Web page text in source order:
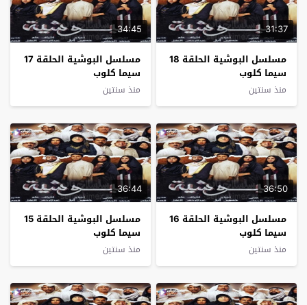
31:37
مسلسل البوشية الحلقة 18
سيما كلوب
منذ سنتين
34:45
مسلسل البوشية الحلقة 17
سيما كلوب
منذ سنتين
36:50
مسلسل البوشية الحلقة 16
سيما كلوب
منذ سنتين
36:44
مسلسل البوشية الحلقة 15
سيما كلوب
منذ سنتين